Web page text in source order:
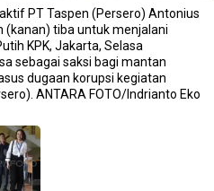
PT Taspen (Persero) Antonius
(kanan) tiba untuk menjalani
KPK, Jakarta, Selasa
sebagai saksi bagi mantan
dugaan korupsi kegiatan
ANTARA FOTO/Indrianto Eko